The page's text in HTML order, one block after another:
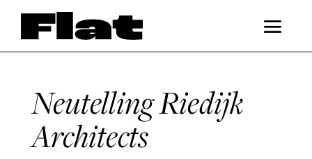
Neutelling Riedijk
Architects